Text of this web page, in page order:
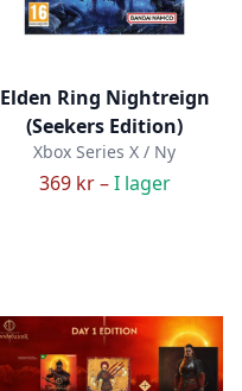
Elden Ring Nightreign
(Seekers Edition)
Xbox Series X / Ny
369 kr –I lager